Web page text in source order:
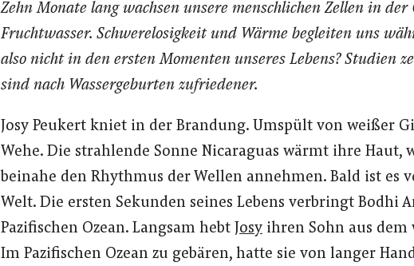
Zehn Monate lang wachsen unsere menschlichen Zellen in
Fruchtwasser. Schwerelosigkeit und Wärme begleiten uns
also nicht in den ersten Momenten unseres Lebens? Studien
sind nach Wassergeburten zufriedener.
Josy Peukert kniet in der Brandung. Umspült von weißer
Wehe. Die strahlende Sonne Nicaraguas wärmt ihre
beinahe den Rhythmus der Wellen annehmen. Bald ist es
Welt. Die ersten Sekunden seines Lebens verbringt Bodhi
Pazifischen Ozean. Langsam hebt Josy ihren Sohn aus dem
Im Pazifischen Ozean zu gebären, hatte sie von langer